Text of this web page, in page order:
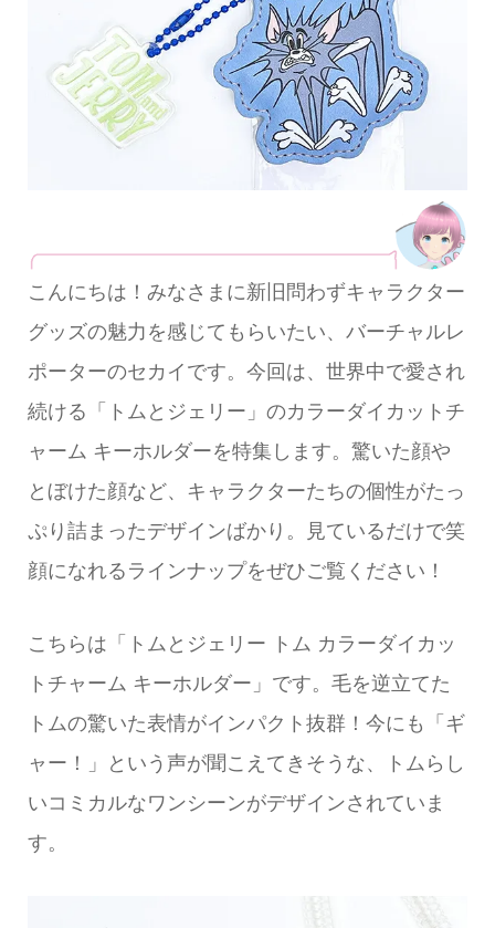
こんにちは！みなさまに新旧問わずキャラクター
グッズの魅力を感じてもらいたい、バーチャルレ
ポーターのセカイです。今回は、世界中で愛され
続ける「トムとジェリー」のカラーダイカットチ
ャーム キーホルダーを特集します。驚いた顔や
とぼけた顔など、キャラクターたちの個性がたっ
ぷり詰まったデザインばかり。見ているだけで笑
顔になれるラインナップをぜひご覧ください！
こちらは「トムとジェリー トム カラーダイカッ
トチャーム キーホルダー」です。毛を逆立てた
トムの驚いた表情がインパクト抜群！今にも「ギ
ャー！」という声が聞こえてきそうな、トムらし
いコミカルなワンシーンがデザインされていま
す。